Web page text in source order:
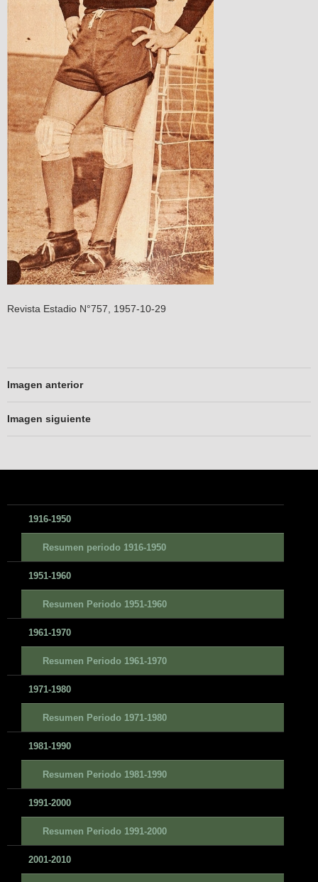
Revista Estadio N°757, 1957-10-29
Imagen anterior
Imagen siguiente
1916-1950
Resumen periodo 1916-1950
1951-1960
Resumen Periodo 1951-1960
1961-1970
Resumen Periodo 1961-1970
1971-1980
Resumen Periodo 1971-1980
1981-1990
Resumen Periodo 1981-1990
1991-2000
Resumen Periodo 1991-2000
2001-2010